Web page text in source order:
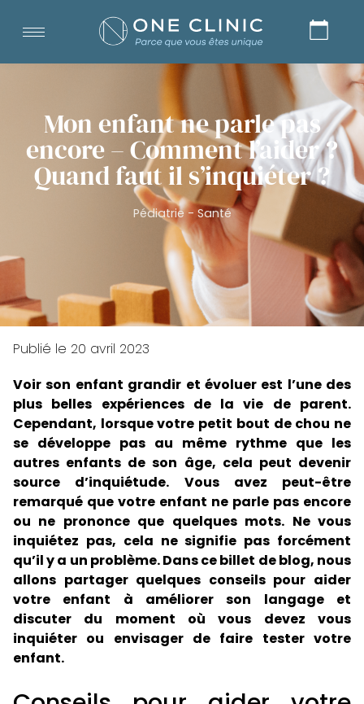
Mon enfant ne parle pas
encore – Comment l’aider ?
Quand faut il s’inquiéter ?
Pédiatrie- Santé
Publié le 20 avril 2023
Voir son enfant grandir et évoluer est l’une des
plus belles expériences de la vie de parent.
Cependant, lorsque votre petit bout de chou ne
se développe pas au même rythme que les
autres enfants de son âge, cela peut devenir
source d’inquiétude. Vous avez peut-être
remarqué que votre enfant ne parle pas encore
ou ne prononce que quelques mots. Ne vous
inquiétez pas, cela ne signifie pas forcément
qu’il y a un problème. Dans ce billet de blog, nous
allons partager quelques conseils pour aider
votre enfant à améliorer son langage et
discuter du moment où vous devez vous
inquiéter ou envisager de faire tester votre
enfant.